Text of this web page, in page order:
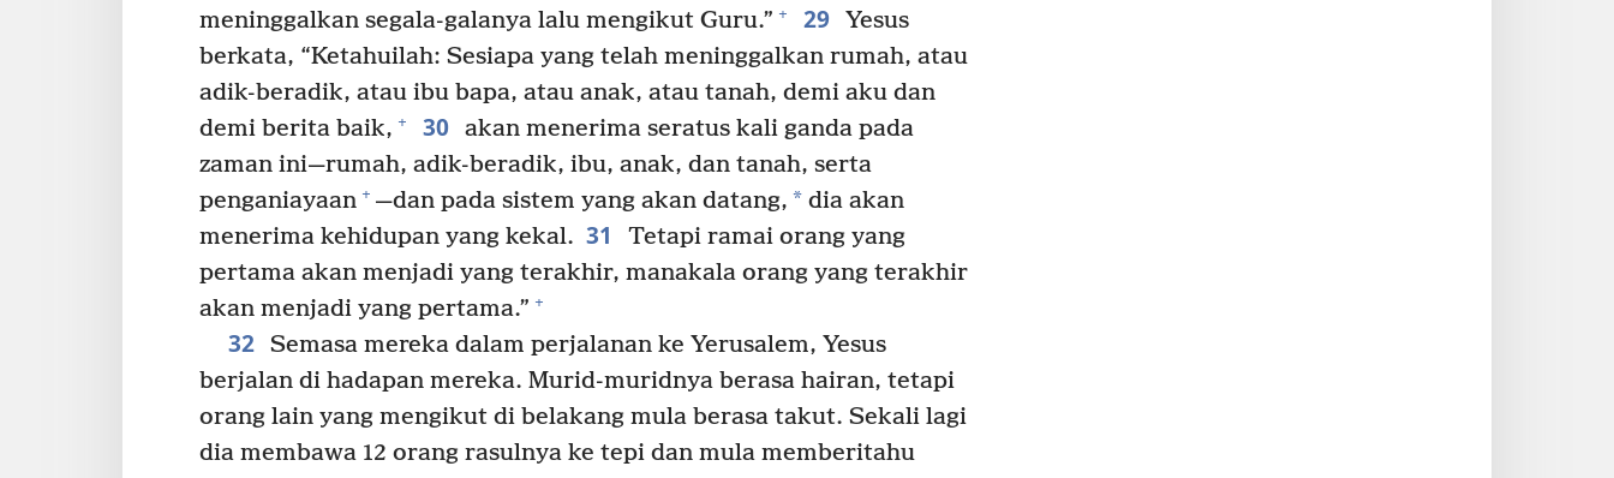
meninggalkan segala-galanya lalu mengikut Guru.” + 29 Yesus
berkata, “Ketahuilah: Sesiapa yang telah meninggalkan rumah, atau
adik-beradik, atau ibu bapa, atau anak, atau tanah, demi aku dan
demi berita baik, + 30 akan menerima seratus kali ganda pada
zaman ini—rumah, adik-beradik, ibu, anak, dan tanah, serta
penganiayaan + —dan pada sistem yang akan datang, * dia akan
menerima kehidupan yang kekal. 31
Tetapi ramai orang yang
pertama akan menjadi yang terakhir, manakala orang yang terakhir
akan menjadi yang pertama.” +
32 Semasa mereka dalam perjalanan ke Yerusalem, Yesus
berjalan di hadapan mereka. Murid-muridnya berasa hairan, tetapi
orang lain yang mengikut di belakang mula berasa takut. Sekali lagi
dia membawa 12 orang rasulnya ke tepi dan mula memberitahu